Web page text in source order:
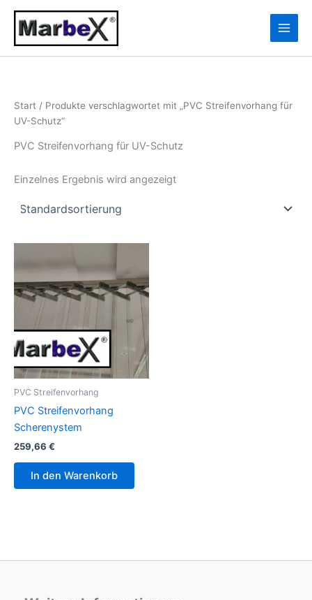
Zum
Inhalt
springen
Start / Produkte verschlagwortet mit „PVC Streifenvorhang für
UV-Schutz“
PVC Streifenvorhang für UV-Schutz
Einzelnes Ergebnis wird angezeigt
PVC Streifenvorhang
PVC Streifenvorhang
Scherenystem
259,66 €
In den Warenkorb